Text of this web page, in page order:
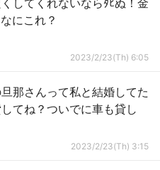
してくれないならﾀﾋぬ！金
にこれ？
2023/2/23(Th) 6:05
那さんって私と結婚してた
てね？ついでに車も貸し
2023/2/23(Th) 3:15